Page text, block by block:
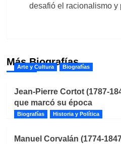
desafió el racionalismo y
Más Biografías
Arte y Cultura Biografías
Jean-Pierre Cortot (1787-
que marcó su época
Biografías Historia y Política
Manuel Corvalán (1774-